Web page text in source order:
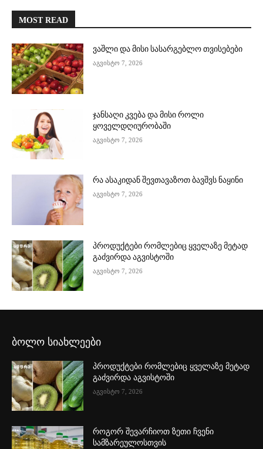
MOST READ
ვაშლი და მისი სასარგებლო თვისებები
აგვისტო 7, 2026
ჯანსაღი კვება და მისი როლი
ყოველდღიურობაში
აგვისტო 7, 2026
რა ასაკიდან შევთავაზოთ ბავშვს ნაყინი
აგვისტო 7, 2026
პროდუქტები რომლებიც ყველაზე მეტად
გაძვირდა აგვისტოში
აგვისტო 7, 2026
ბოლო სიახლეები
პროდუქტები რომლებიც ყველაზე მეტად
გაძვირდა აგვისტოში
აგვისტო 7, 2026
როგორ შევარჩიოთ ზეთი ჩვენი
სამზარეულოსთვის